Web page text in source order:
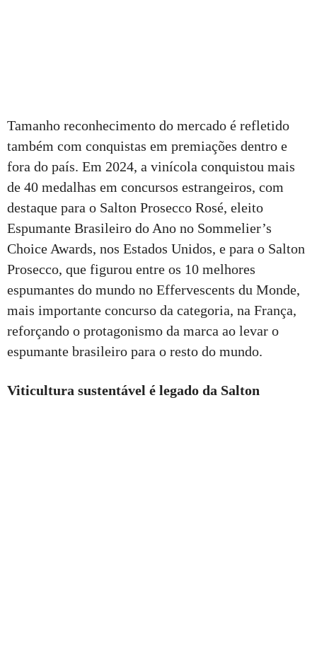
Tamanho reconhecimento do mercado é refletido
também com conquistas em premiações dentro e
fora do país. Em 2024, a vinícola conquistou mais
de 40 medalhas em concursos estrangeiros, com
destaque para o Salton Prosecco Rosé, eleito
Espumante Brasileiro do Ano no Sommelier’s
Choice Awards, nos Estados Unidos, e para o Salton
Prosecco, que figurou entre os 10 melhores
espumantes do mundo no Effervescents du Monde,
mais importante concurso da categoria, na França,
reforçando o protagonismo da marca ao levar o
espumante brasileiro para o resto do mundo.
Viticultura sustentável é legado da Salton